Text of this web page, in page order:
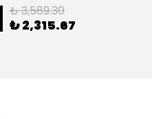
₺ 3,589.30
₺ 2,315.67